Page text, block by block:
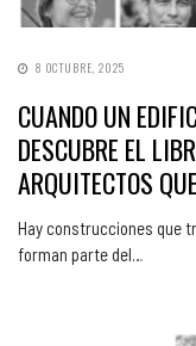
8 OCTUBRE, 2025
CUANDO UN
DESCUBRE EL
ARQUITECTOS
Hay construcciones que
forman parte del…